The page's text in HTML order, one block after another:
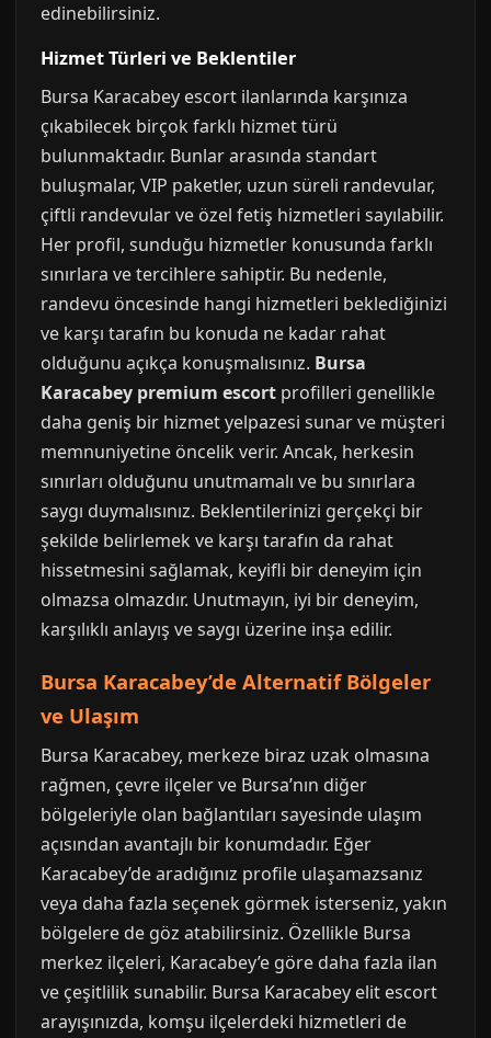
edinebilirsiniz.
Hizmet Türleri ve Beklentiler
Bursa Karacabey escort ilanlarında karşınıza
çıkabilecek birçok farklı hizmet türü
bulunmaktadır. Bunlar arasında standart
buluşmalar, VIP paketler, uzun süreli randevular,
çiftli randevular ve özel fetiş hizmetleri sayılabilir.
Her profil, sunduğu hizmetler konusunda farklı
sınırlara ve tercihlere sahiptir. Bu nedenle,
randevu öncesinde hangi hizmetleri beklediğinizi
ve karşı tarafın bu konuda ne kadar rahat
olduğunu açıkça konuşmalısınız. Bursa
Karacabey premium escort profilleri genellikle
daha geniş bir hizmet yelpazesi sunar ve müşteri
memnuniyetine öncelik verir. Ancak, herkesin
sınırları olduğunu unutmamalı ve bu sınırlara
saygı duymalısınız. Beklentilerinizi gerçekçi bir
şekilde belirlemek ve karşı tarafın da rahat
hissetmesini sağlamak, keyifli bir deneyim için
olmazsa olmazdır. Unutmayın, iyi bir deneyim,
karşılıklı anlayış ve saygı üzerine inşa edilir.
Bursa Karacabey’de Alternatif Bölgeler
ve Ulaşım
Bursa Karacabey, merkeze biraz uzak olmasına
rağmen, çevre ilçeler ve Bursa’nın diğer
bölgeleriyle olan bağlantıları sayesinde ulaşım
açısından avantajlı bir konumdadır. Eğer
Karacabey’de aradığınız profile ulaşamazsanız
veya daha fazla seçenek görmek isterseniz, yakın
bölgelere de göz atabilirsiniz. Özellikle Bursa
merkez ilçeleri, Karacabey’e göre daha fazla ilan
ve çeşitlilik sunabilir. Bursa Karacabey elit escort
arayışınızda, komşu ilçelerdeki hizmetleri de